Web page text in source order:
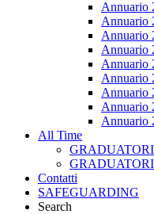
Annuario
Annuario
Annuario
Annuario
Annuario
Annuario
Annuario
Annuario
Annuario
All Time
Contatti
SAFEGUARDING
Search